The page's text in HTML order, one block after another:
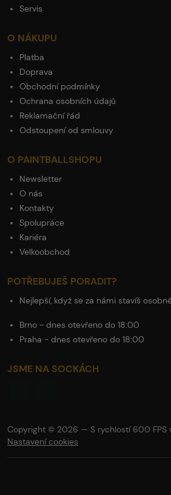
Servis
O NÁKUPU
Platba
Doprava
Obchodní podmínky
Ochrana osobních údajů
Reklamační řád
Odstoupení od smlouvy
O PAINTBALLSHOPU
Newsletter
O nás
Kontakty
Spolupráce
Kariéra
Velkoobchod
POTŘEBUJEŠ PORADIT?
Nejlepší, když se za námi stavíš
Brno - dnes otevřeno do 18:00
Praha - dnes otevřeno do 18:00
JSME NA SOCKÁCH
Copyright © 2026 — S rychlostí 600 FPS
Nastavení cookies